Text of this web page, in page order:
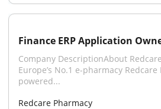
Finance ERP Application
Company DescriptionAbout
Europe’s No.1 e-pharmacy Redcare
powered...
Redcare Pharmacy